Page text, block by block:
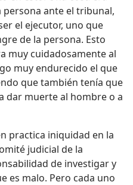
ante el tribunal,
el ejecutor, uno que
de la persona. Esto
muy cuidadosamente al
muy endurecido el que
que también tenía que
dar muerte al hombre o a
practica iniquidad en la
judicial de la
de investigar y
es malo. Pero cada uno